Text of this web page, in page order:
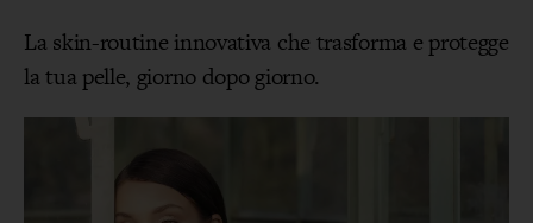
La skin-routine innovativa che trasforma e protegge
la tua pelle, giorno dopo giorno.